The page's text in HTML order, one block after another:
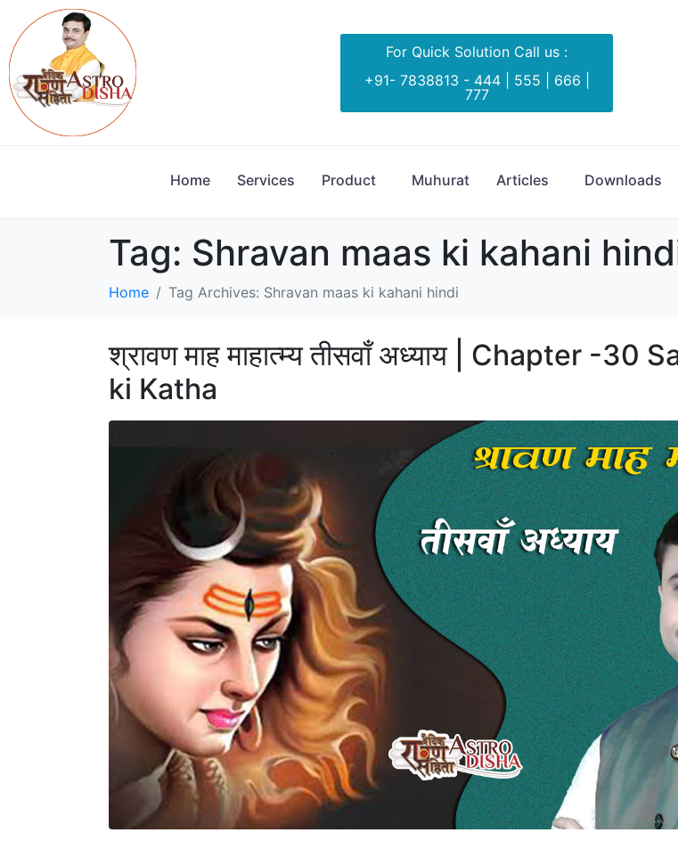
For Quick Solution Call us :
+91- 7838813 - 444 | 555 | 666 |
777
Home Services Product Muhurat Articles Downloads
Tag: Shravan maas ki kahani
Home Tag Archives: Shravan maas ki kahani hindi
श्रावण माह माहात्म्य तीसवाँ अध्याय | Chapter -30
ki Katha